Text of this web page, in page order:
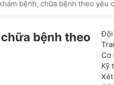
bệnh, chữa bệnh theo yêu
bệnh theo
Đội
Cơ
Kỹ